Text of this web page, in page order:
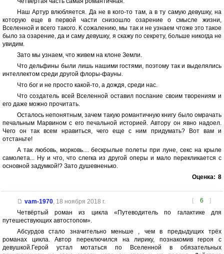
Наш Артур влюбляется. Да не в кого-то там, а в ту самую девушку, на
которую еще в первой части снизошло озарение о смысле жизни,
Вселенной и всего такого. К сожалению, мы так и не узнаем чтоже это такое
было за озарение, да и саму девушку, я скажу по секрету, больше никогда не
увидим.
Зато мы узнаем, что живем на клоне Земли.
Что дельфины были лишь нашими гостями, поэтому так и выделялись
интеллектом среди другой флоры-фауны.
Что бог и не просто какой-то, а дождя, среди нас.
Что создатель всей Вселенной оставил послание своим творениям и
его даже можно прочитать.
Осталось непонятным, зачем такую романтичную книгу было омрачать
печальным Марвином с его печальной историей. Автору он явно надоел.
Чего он так всем нравиться, чего еще с ним придумать? Вот вам и
отстаньте!
А так любовь, морковь.... бескрылые полеты при луне, секс на крыле
самолета... Ну и что, что слегка из другой оперы и мало перекликается с
основной задумкой!? Зато душевненько.
Оценка: 8
[ 6 ]
vam-1970, 18 ноября 2018 г.
Четвёртый роман из цикла «Путеводитель по галактике для
путешествующих автостопом».
Абсурдов стало значительно меньше , чем в предыдущих трёх
романах цикла. Автор переключился на лирику, познакомив героя с
девушкой.Герой устал мотаться по Вселенной в обязательных